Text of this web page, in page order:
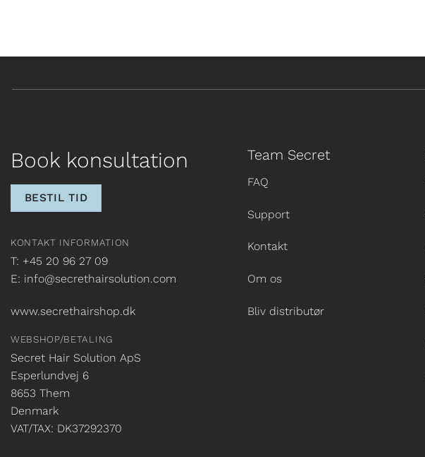
Book konsultation
BESTIL TID
KONTAKT INFORMATION
T: +45 20 96 27 09
E: info@secrethairsolution.com
www.secrethairshop.dk
WEBSHOP/BETALING
Secret Hair Solution ApS
Esperlundvej 6
8653 Them
Denmark
VAT/TAX: DK37292370
Team Secret
FAQ
Support
Kontakt
Om os
Bliv distributør